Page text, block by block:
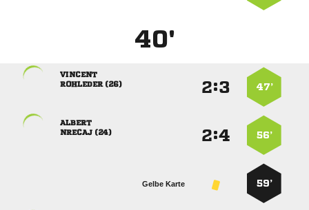
40'
47’
:

 
56’
:

 
59’
Gelbe Karte